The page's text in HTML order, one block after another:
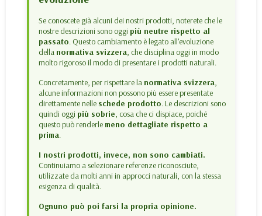
Se conoscete già alcuni dei nostri prodotti, noterete che le
nostre descrizioni sono oggi più neutre rispetto al
passato. Questo cambiamento è legato all’evoluzione
della normativa svizzera, che disciplina oggi in modo
molto rigoroso il modo di presentare i prodotti naturali.
Concretamente, per rispettare la normativa svizzera,
alcune informazioni non possono più essere presentate
direttamente nelle schede prodotto. Le descrizioni sono
quindi oggi più sobrie, cosa che ci dispiace, poiché
questo può renderle meno dettagliate rispetto a
prima.
I nostri prodotti, invece, non sono cambiati.
Continuiamo a selezionare referenze riconosciute,
utilizzate da molti anni in approcci naturali, con la stessa
esigenza di qualità.
Ognuno può poi farsi la propria opinione.